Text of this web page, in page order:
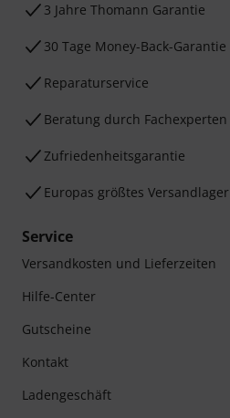
3 Jahre Thomann Garantie
30 Tage Money-Back-Garantie
Reparaturservice
Beratung durch Fachexperten
Zufriedenheitsgarantie
Europas größtes Versandlager
Service
Versandkosten und Lieferzeiten
Hilfe-Center
Gutscheine
Kontakt
Ladengeschäft